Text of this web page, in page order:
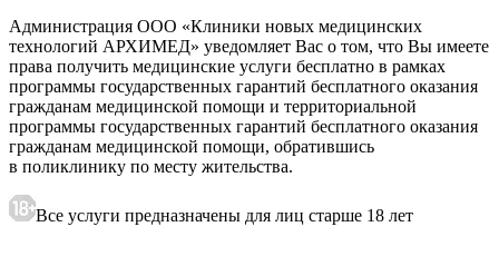
Администрация ООО «Клиники новых медицинских
технологий АРХИМЕД» уведомляет Вас о том, что Вы имеете
права получить медицинские услуги бесплатно в рамках
программы государственных гарантий бесплатного оказания
гражданам медицинской помощи и территориальной
программы государственных гарантий бесплатного оказания
гражданам медицинской помощи, обратившись
в поликлинику по месту жительства.
Все услуги предназначены для лиц старше 18 лет